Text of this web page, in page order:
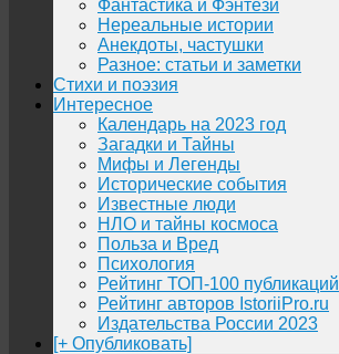
Фантастика и Фэнтези
Нереальные истории
Анекдоты, частушки
Разное: статьи и заметки
Стихи и поэзия
Интересное
Календарь на 2023 год
Загадки и Тайны
Мифы и Легенды
Исторические события
Известные люди
НЛО и тайны космоса
Польза и Вред
Психология
Рейтинг ТОП-100 публикаций
Рейтинг авторов IstoriiPro.ru
Издательства России 2023
[+ Опубликовать]